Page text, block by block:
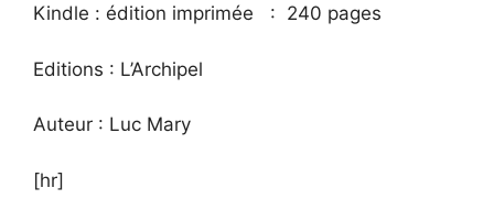
Kindle : édition imprimée ‏ : ‎ 240 pages
Editions : L’Archipel
Auteur : Luc Mary
[hr]